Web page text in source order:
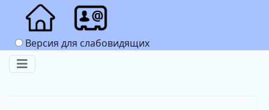
Версия для слабовидящих